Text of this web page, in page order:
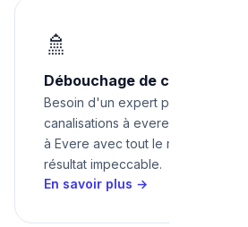
🚿
Débouchage de
Besoin d'un expert pour
canalisations à evere ? Nous
à Evere avec tout le matériel
résultat impeccable.
En savoir plus →